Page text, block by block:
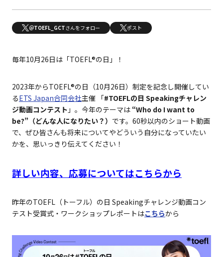
TOEFL Primary® Speaking
TOEFL Primary® Writing
TOEFL Junior®
Reading＆Listening
Standard
TOEFL Junior®Speaking
TOEFL Junior®
学校・団体で受験される方
学習サポート
＠TOEFL_GCTさんをフォロー ポスト
毎年10月26日は「TOEFL®の日」！
2023年からTOEFL®の日（10月26日）制定を記念し開催してい
るETS Japan合同会社主催 「#TOEFLの日 Speakingチャレン
ジ動画コンテスト 」。今年のテーマは “Who do I want to
be?”（どんな人になりたい？） です。60秒以内のショート動画
で、ぜひ皆さんも将来についてやどういう自分になっていたい
かを、思いっきり伝えてください！
詳しい内容、応募についてはこちらから
昨年のTOEFL（トーフル）の日 Speakingチャレンジ動画コン
テスト受賞式・ワークショップレポートはこちらから